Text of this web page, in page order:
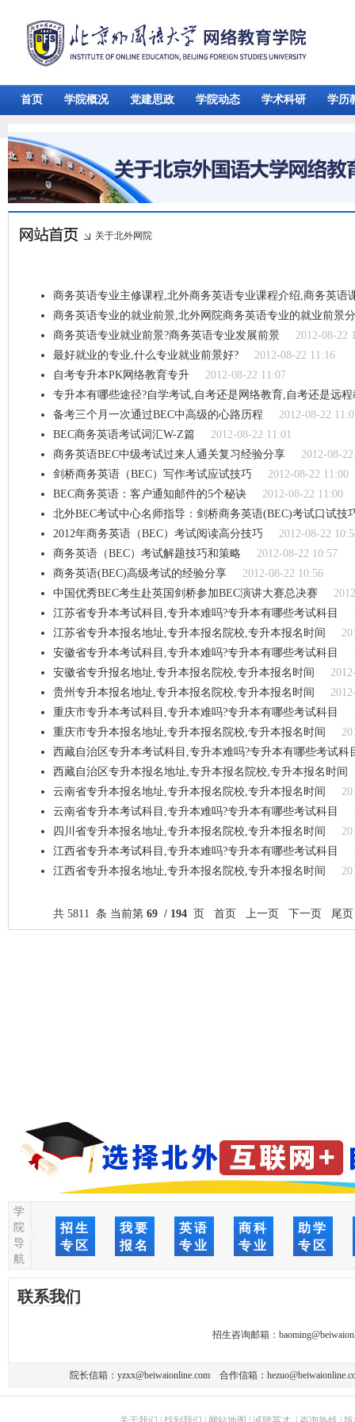
首页 学院概况 党建思政 学院动态 学术科研 学历
关于北外网院
商务英语专业主修课程,北外商务英语专业课程介绍,商务英语
商务英语专业的就业前景,北外网院商务英语专业的就业前景
商务英语专业就业前景?商务英语专业发展前景
2012-08-22
最好就业的专业,什么专业就业前景好?
2012-08-22 11:16
自考专升本PK网络教育专升
2012-08-22 11:07
专升本有哪些途径?自学考试,自考还是网络教育,自考还是远程
备考三个月一次通过BEC中高级的心路历程
2012-08-22
BEC商务英语考试词汇W-Z篇
2012-08-22 11:01
商务英语BEC中级考试过来人通关复习经验分享
2012-08-
剑桥商务英语（BEC）写作考试应试技巧
2012-08-22 11:00
BEC商务英语：客户通知邮件的5个秘诀
2012-08-22 11:00
北外BEC考试中心名师指导：剑桥商务英语(BEC)考试口试技
2012年商务英语（BEC）考试阅读高分技巧
2012-08-22
商务英语（BEC）考试解题技巧和策略
2012-08-22 10:57
商务英语(BEC)高级考试的经验分享
2012-08-22 10:56
中国优秀BEC考生赴英国剑桥参加BEC演讲大赛总决赛
江苏省专升本考试科目,专升本难吗?专升本有哪些考试科目
江苏省专升本报名地址,专升本报名院校,专升本报名时间
安徽省专升本考试科目,专升本难吗?专升本有哪些考试科目
安徽省专升报名地址,专升本报名院校,专升本报名时间
贵州专升本报名地址,专升本报名院校,专升本报名时间
重庆市专升本考试科目,专升本难吗?专升本有哪些考试科目
重庆市专升本报名地址,专升本报名院校,专升本报名时间
西藏自治区专升本考试科目,专升本难吗?专升本有哪些考试科
西藏自治区专升本报名地址,专升本报名院校,专升本报名时间
云南省专升本报名地址,专升本报名院校,专升本报名时间
云南省专升本考试科目,专升本难吗?专升本有哪些考试科目
四川省专升本报名地址,专升本报名院校,专升本报名时间
江西省专升本考试科目,专升本难吗?专升本有哪些考试科目
江西省专升本报名地址,专升本报名院校,专升本报名时间
共 5811 条 当前第 69 / 194 页 首页 上一页 下一页 尾
学
院
导
航
招生
专区
我要
报名
英语
专业
商科
专业
助学
专区
联系我们
招生咨询邮箱：
院长信箱： yzxx@beiwaionline.com 合作信箱：